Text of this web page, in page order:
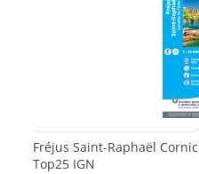
Fréjus Saint-Raphaël
Top25 IGN